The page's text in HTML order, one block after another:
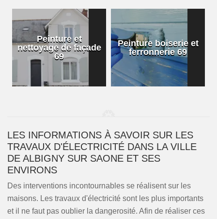
Peinture et
nettoyage de façade
69
Peinture boiserie et
ferronnerie 69
LES INFORMATIONS À SAVOIR SUR LES
TRAVAUX D'ÉLECTRICITÉ DANS LA VILLE
DE ALBIGNY SUR SAONE ET SES
ENVIRONS
Des interventions incontournables se réalisent sur les
maisons. Les travaux d'électricité sont les plus importants
et il ne faut pas oublier la dangerosité. Afin de réaliser ces